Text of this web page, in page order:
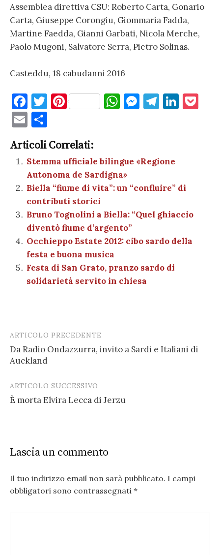
Assemblea direttiva CSU: Roberto Carta, Gonario
Carta, Giuseppe Corongiu, Giommaria Fadda,
Martine Faedda, Gianni Garbati, Nicola Merche,
Paolo Mugoni, Salvatore Serra, Pietro Solinas.
Casteddu, 18 cabudanni 2016
F
a
c
e
b
o
o
k
T
te
r
Pi
es
t
W
A
p
p
M
g
er
T
a
m
Li
n
E
m
ai
l
n
di
vi
di
Articoli Correlati:
Stemma ufficiale bilingue «Regione
Autonoma de Sardigna»
Biella “fiume di vita”: un “confluire” di
contributi storici
Bruno Tognolini a Biella: “Quel ghiaccio
diventò fiume d’argento”
Occhieppo Estate 2012: cibo sardo della
festa e buona musica
Festa di San Grato, pranzo sardo di
solidarietà servito in chiesa
Post
navigation
ARTICOLO PRECEDENTE
Da Radio Ondazzurra, invito a Sardi e Italiani di
Auckland
ARTICOLO SUCCESSIVO
È morta Elvira Lecca di Jerzu
Lascia un commento
Il tuo indirizzo email non sarà pubblicato. I campi
obbligatori sono contrassegnati *